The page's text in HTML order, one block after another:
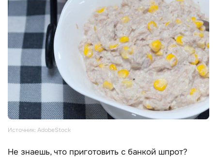
Источник: AdobeStock
Не знаешь, что приготовить с банкой шпрот?